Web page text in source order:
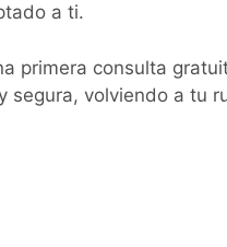
a ti.
primera consulta
segura, volviendo a tu